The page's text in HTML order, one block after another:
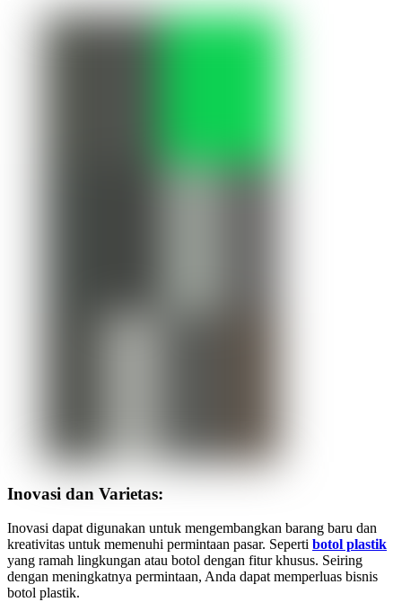
Inovasi dan Varietas:
Inovasi dapat digunakan untuk mengembangkan barang baru dan
kreativitas untuk memenuhi permintaan pasar. Seperti botol plastik
yang ramah lingkungan atau botol dengan fitur khusus. Seiring
dengan meningkatnya permintaan, Anda dapat memperluas bisnis
botol plastik.